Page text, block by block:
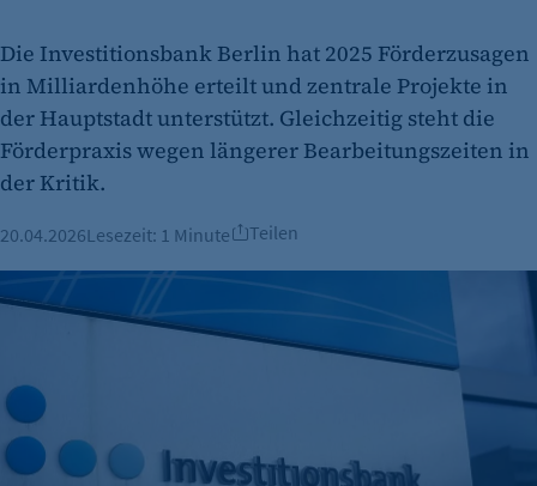
Die Investitionsbank Berlin hat 2025 Förderzusagen
in Milliardenhöhe erteilt und zentrale Projekte in
der Hauptstadt unterstützt. Gleichzeitig steht die
Förderpraxis wegen längerer Bearbeitungszeiten in
der Kritik.
20.04.2026Lesezeit: 1 Minute Teilen